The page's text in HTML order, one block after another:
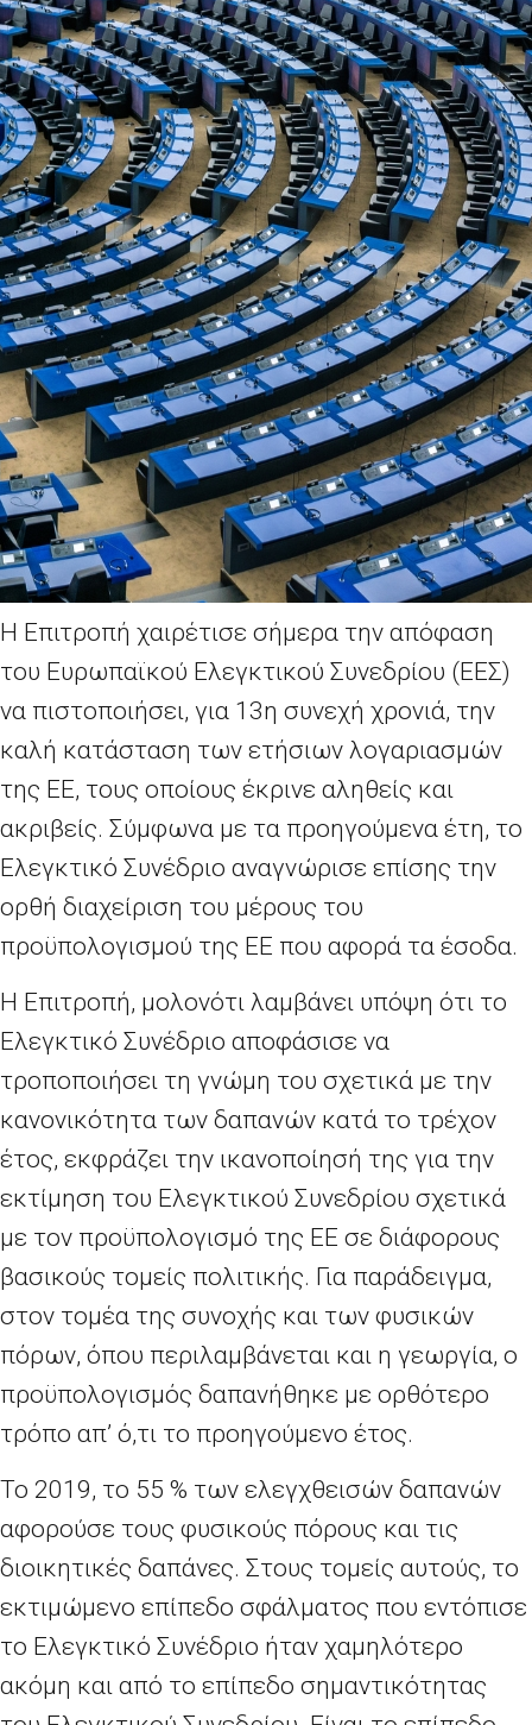
Η Επιτροπή χαιρέτισε σήμερα την απόφαση
του Ευρωπαϊκού Ελεγκτικού Συνεδρίου (ΕΕΣ)
να πιστοποιήσει, για 13η συνεχή χρονιά, την
καλή κατάσταση των ετήσιων λογαριασμών
της ΕΕ, τους οποίους έκρινε αληθείς και
ακριβείς. Σύμφωνα με τα προηγούμενα έτη, το
Ελεγκτικό Συνέδριο αναγνώρισε επίσης την
ορθή διαχείριση του μέρους του
προϋπολογισμού της ΕΕ που αφορά τα έσοδα.
Η Επιτροπή, μολονότι λαμβάνει υπόψη ότι το
Ελεγκτικό Συνέδριο αποφάσισε να
τροποποιήσει τη γνώμη του σχετικά με την
κανονικότητα των δαπανών κατά το τρέχον
έτος, εκφράζει την ικανοποίησή της για την
εκτίμηση του Ελεγκτικού Συνεδρίου σχετικά
με τον προϋπολογισμό της ΕΕ σε διάφορους
βασικούς τομείς πολιτικής. Για παράδειγμα,
στον τομέα της συνοχής και των φυσικών
πόρων, όπου περιλαμβάνεται και η γεωργία, ο
προϋπολογισμός δαπανήθηκε με ορθότερο
τρόπο απ’ ό,τι το προηγούμενο έτος.
Το 2019, το 55 % των ελεγχθεισών δαπανών
αφορούσε τους φυσικούς πόρους και τις
διοικητικές δαπάνες. Στους τομείς αυτούς, το
εκτιμώμενο επίπεδο σφάλματος που εντόπισε
το Ελεγκτικό Συνέδριο ήταν χαμηλότερο
ακόμη και από το επίπεδο σημαντικότητας